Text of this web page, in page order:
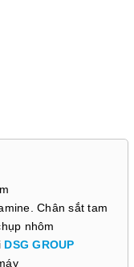
Chân sắt tam
nhôm
DSG GROUP